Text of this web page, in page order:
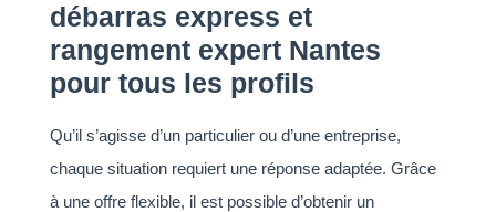
débarras express et
rangement expert Nantes
pour tous les profils
Qu’il s’agisse d’un particulier ou d’une entreprise,
chaque situation requiert une réponse adaptée. Grâce
à une offre flexible, il est possible d’obtenir un